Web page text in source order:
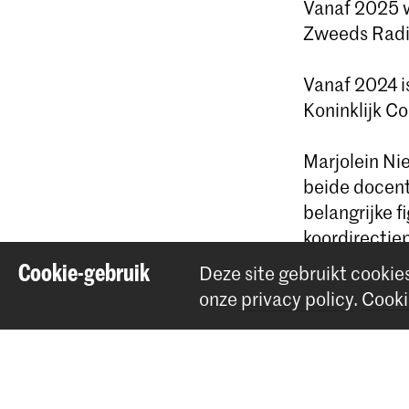
Vanaf 2025
Zweeds
Vanaf 2024
Koninklijk
Marjolein
beide
belangrijke
Deel dit item
Cookie-gebruik
Deze site gebruikt
onze privacy policy.